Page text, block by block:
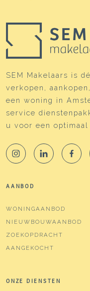
SEM Makelaars is
verkopen,
een woning in
service
u voor een optimaal
AANBOD
WONINGAANBOD
NIEUWBOUWAANBOD
ZOEKOPDRACHT
AANGEKOCHT
ONZE DIENSTEN